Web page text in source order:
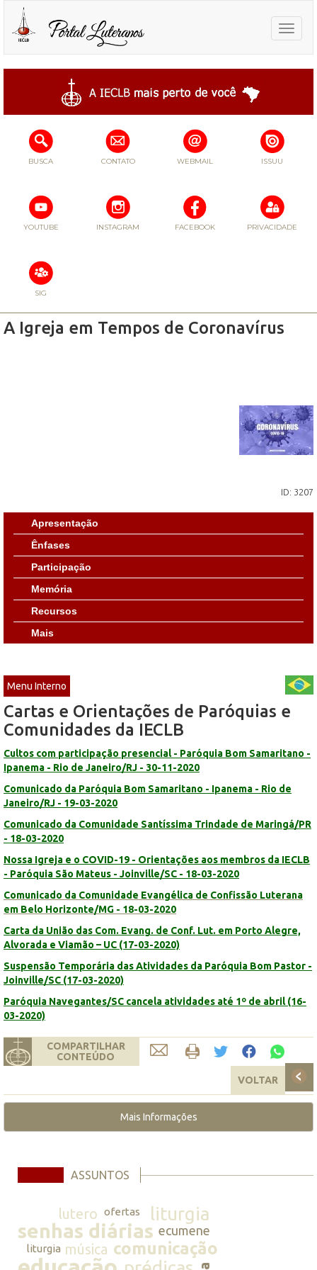
Toggle
BUSCA CONTATO WEBMAIL ISSUU
YOUTUBE INSTAGRAM FACEBOOK PRIVACIDADE
SIG
A Igreja em Tempos de Coronavírus
ID: 3207
Apresentação
Ênfases
Participação
Memória
Recursos
Mais
Menu Interno
Cartas e Orientações de Paróquias e
Comunidades da IECLB
Cultos com participação presencial - Paróquia Bom Samaritano -
Ipanema - Rio de Janeiro/RJ - 30-11-2020
Comunicado da Paróquia Bom Samaritano - Ipanema - Rio de
Janeiro/RJ - 19-03-2020
Comunicado da Comunidade Santíssima Trindade de Maringá/PR
- 18-03-2020
Nossa Igreja e o COVID-19 - Orientações aos membros da IECLB
- Paróquia São Mateus - Joinville/SC - 18-03-2020
Comunicado da Comunidade Evangélica de Confissão Luterana
em Belo Horizonte/MG - 18-03-2020
Carta da União das Com. Evang. de Conf. Lut. em Porto Alegre,
Alvorada e Viamão – UC (17-03-2020)
Suspensão Temporária das Atividades da Paróquia Bom Pastor -
Joinville/SC (17-03-2020)
Paróquia Navegantes/SC cancela atividades até 1º de abril (16-
03-2020)
COMPARTILHAR
CONTEÚDO
VOLTAR
Mais Informações
ASSUNTOS
lutero ofertas liturgia
senhas diárias ecumene
liturgia música comunicação